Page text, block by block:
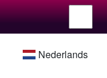
Nederlands